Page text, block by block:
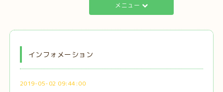
メニュー
インフォメーション
2019-05-02 09:44:00